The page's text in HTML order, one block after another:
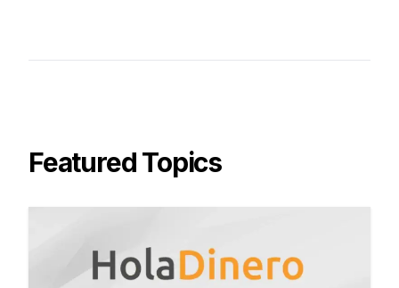
Featured Topics